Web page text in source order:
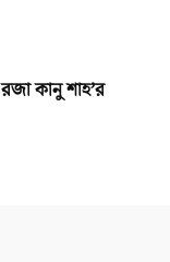
কানু শাহ’র